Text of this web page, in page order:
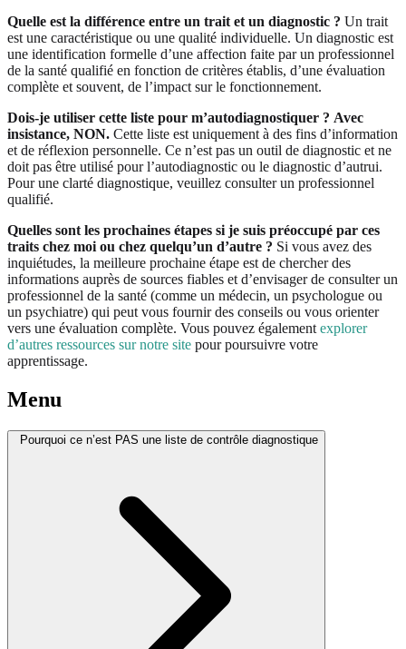
Quelle est la différence entre un trait et un diagnostic ? Un trait
est une caractéristique ou une qualité individuelle. Un diagnostic est
une identification formelle d’une affection faite par un professionnel
de la santé qualifié en fonction de critères établis, d’une évaluation
complète et souvent, de l’impact sur le fonctionnement.
Dois-je utiliser cette liste pour m’autodiagnostiquer ? Avec
insistance, NON. Cette liste est uniquement à des fins d’information
et de réflexion personnelle. Ce n’est pas un outil de diagnostic et ne
doit pas être utilisé pour l’autodiagnostic ou le diagnostic d’autrui.
Pour une clarté diagnostique, veuillez consulter un professionnel
qualifié.
Quelles sont les prochaines étapes si je suis préoccupé par ces
traits chez moi ou chez quelqu’un d’autre ? Si vous avez des
inquiétudes, la meilleure prochaine étape est de chercher des
informations auprès de sources fiables et d’envisager de consulter un
professionnel de la santé (comme un médecin, un psychologue ou
un psychiatre) qui peut vous fournir des conseils ou vous orienter
vers une évaluation complète. Vous pouvez égalementexplorer
d’autres ressources sur notre site pour poursuivre votre
apprentissage.
Menu
Pourquoi ce n’est PAS une liste de contrôle diagnostique